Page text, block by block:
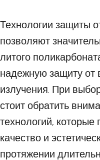
Технологии защиты
позволяют
литого
надежную защиту от
излучения. При
стоит обратить
технологий, которые
качество и
протяжении